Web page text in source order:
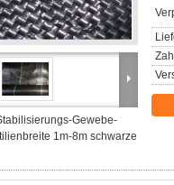
Gewebe-
1m-8m schwarze